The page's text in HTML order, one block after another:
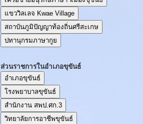
แขววิลเลจ Kwae Village
สถาบันภูมิปัญญาท้องถิ่นศรีสะเกษ
ปทานุกรมภาษากูย
ส่วนราชการในอำเภอขุขันธ์
อำเภอขุขันธ์
โรงพยาบาลขุขันธ์
สำนักงาน สพป.ศก.3
วิทยาลัยการอาชีพขุขันธ์